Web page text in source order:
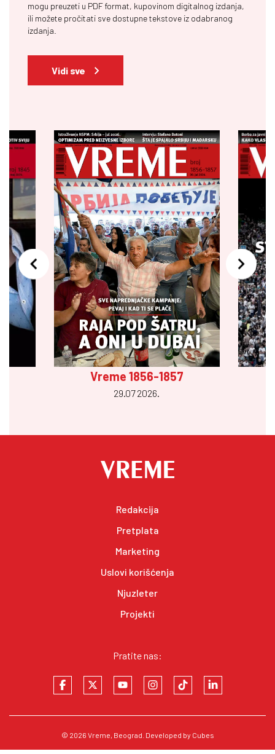
mogu preuzeti u PDF format, kupovinom digitalnog izdanja,
ili možete pročitati sve dostupne tekstove iz odabranog
izdanja.
Vidi sve
Vreme 1856-1857
29.07 2026.
Redakcija
Pretplata
Marketing
Uslovi korišćenja
Njuzleter
Projekti
Pratite nas:
© 2026 Vreme , Beograd. Developed by Cubes